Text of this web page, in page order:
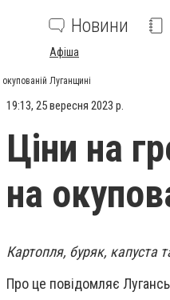
Новини
Афіша
Луганщині
19:13, 25 вересня 2023 р.
Ціни на
на
Картопля, буряк, капуста
Про це повідомляє